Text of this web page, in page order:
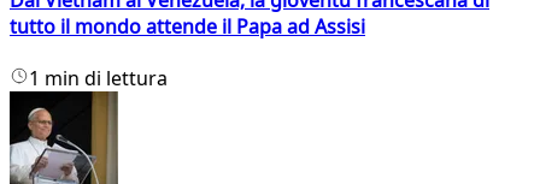
tutto il mondo attende il Papa ad Assisi
1 min di lettura